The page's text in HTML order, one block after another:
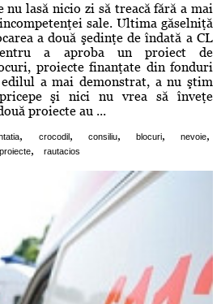
lasă nicio zi să treacă fără a mai
sale. Ultima găselniţă
a două şedinţe de îndată a CL
a aproba un proiect de
proiecte finanţate din fonduri
edilul a mai demonstrat, a nu ştim
şi nici nu vrea să înveţe
proiecte au ...
, crocodil, consiliu, blocuri, nevoie,
proiecte, rautacios